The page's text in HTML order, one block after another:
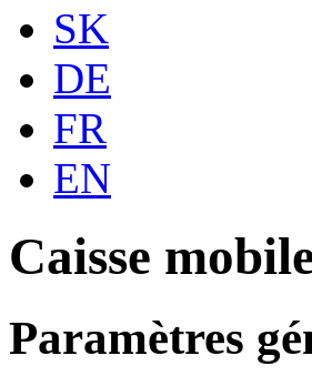
SK
DE
FR
EN
Caisse
Paramètres